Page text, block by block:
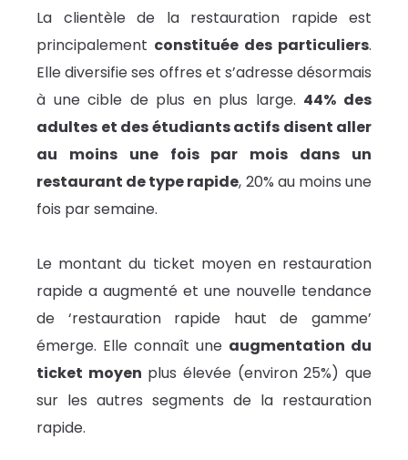
La clientèle de la restauration rapide est
principalement constituée des particuliers.
Elle diversifie ses offres et s’adresse désormais
à une cible de plus en plus large. 44% des
adultes et des étudiants actifs disent aller
au moins une fois par mois dans un
restaurant de type rapide, 20% au moins une
fois par semaine.
Le montant du ticket moyen en restauration
rapide a augmenté et une nouvelle tendance
de ‘restauration rapide haut de gamme’
émerge. Elle connaît une augmentation du
ticket moyen plus élevée (environ 25%) que
sur les autres segments de la restauration
rapide.